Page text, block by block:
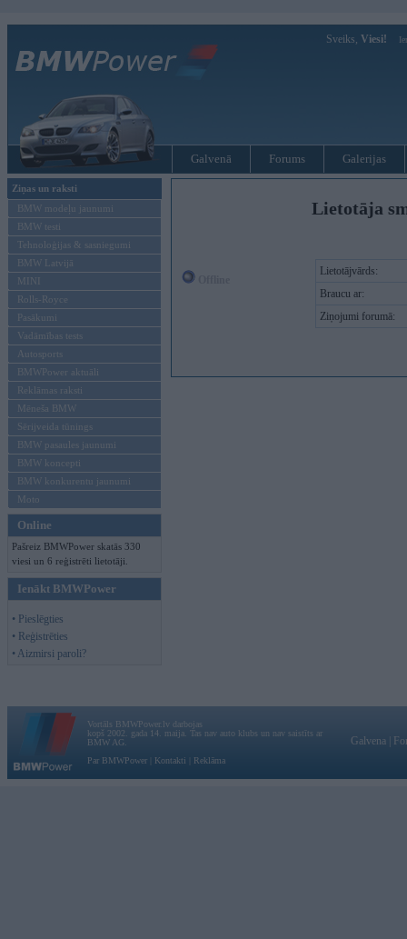
Sveiks, Viesi!
Galvenā Forums Galerijas
Ziņas un raksti
BMW modeļu jaunumi
BMW testi
Tehnoloģijas & sasniegumi
BMW Latvijā
MINI
Rolls-Royce
Pasākumi
Vadāmības tests
Autosports
BMWPower aktuāli
Reklāmas raksti
Mēneša BMW
Sērijveida tūnings
BMW pasaules jaunumi
BMW koncepti
BMW konkurentu jaunumi
Moto
Online
Pašreiz BMWPower skatās 330
viesi un 6 reģistrēti lietotāji.
Ienākt BMWPower
• Pieslēgties
• Reģistrēties
• Aizmirsi paroli?
Lietotāja
Lietotājvārds:
Braucu ar:
Ziņojumi forumā:
Vortāls BMWPower.lv darbojas
kopš 2002. gada 14. maija. Tas nav auto klubs un nav saistīts ar
BMW AG.
Par BMWPower
Kontakti Reklāma
Galvena